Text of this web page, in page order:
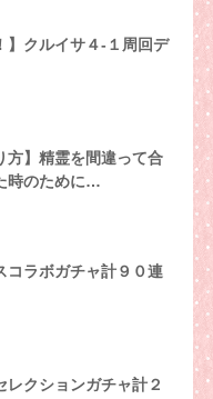
】クルイサ４-１周回デ
方】精霊を間違って合
時のために…
コラボガチャ計９０連
レクションガチャ計２